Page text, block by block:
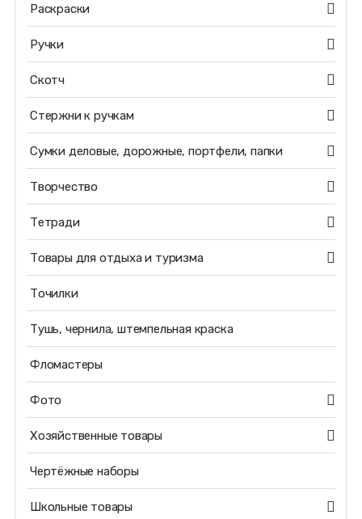
Раскраски
Ручки
Скотч
Стержни к ручкам
Сумки деловые, дорожные, портфели, папки
Творчество
Тетради
Товары для отдыха и туризма
Точилки
Тушь, чернила, штемпельная краска
Фломастеры
Фото
Хозяйственные товары
Чертёжные наборы
Школьные товары